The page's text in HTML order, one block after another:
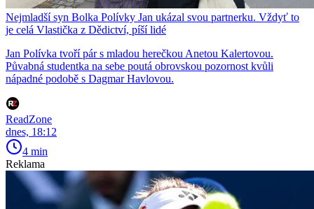
Nejmladší syn Bolka Polívky Jan ukázal svou partnerku. Vždyť to
je celá Vlastička z Dědictví, píší lidé
Jan Polívka tvoří pár s mladou herečkou Anetou Kalertovou.
Půvabná studentka na sebe poutá obrovskou pozornost kvůli
nápadné podobě s Dagmar Havlovou.
ReadZone
dnes, 18:12
4 min
Reklama